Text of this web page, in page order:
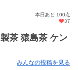
本日あと 100点
37
茶 猿島茶 ケン
みんなの投稿を見る